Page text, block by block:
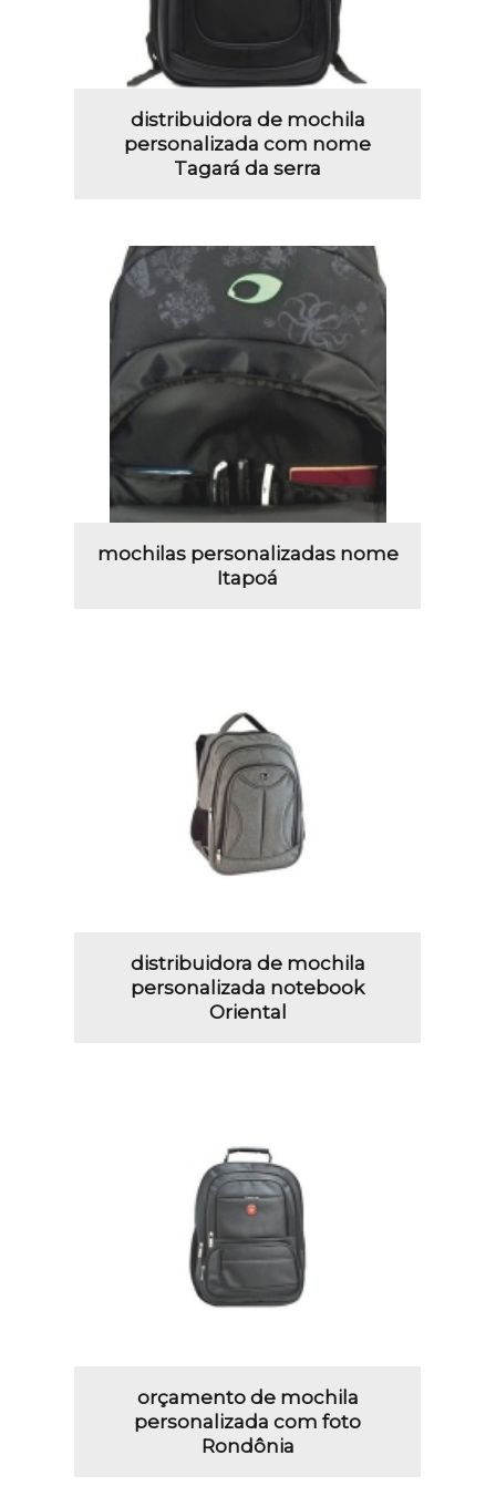
distribuidora de mochila
personalizada com nome
Tagará da serra
mochilas personalizadas nome
Itapoá
distribuidora de mochila
personalizada notebook
Oriental
orçamento de mochila
personalizada com foto
Rondônia